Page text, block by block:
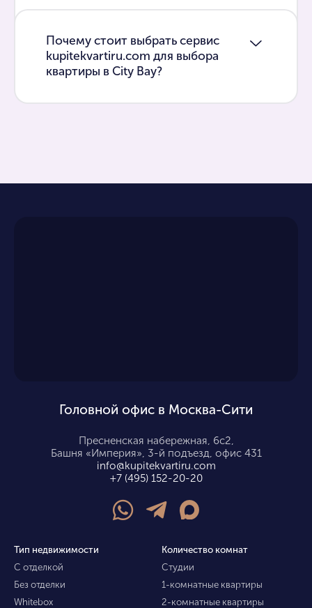
Почему стоит выбрать сервис
kupitekvartiru.com для выбора
квартиры в City Bay?
Головной офис в Москва-Сити
Пресненская набережная, 6с2,
Башня «Империя», 3-й подъезд, офис 431
info@kupitekvartiru.com
+7 (495) 152-20-20
Тип недвижимости
С отделкой
Без отделки
Whitebox
Количество комнат
Студии
1-комнатные квартиры
2-комнатные квартиры